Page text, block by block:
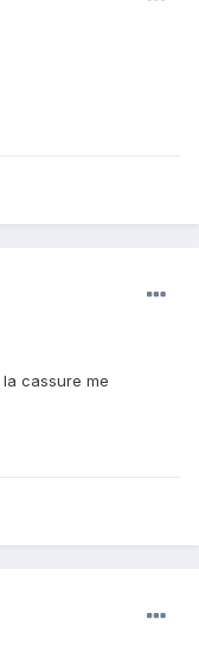
cassure me